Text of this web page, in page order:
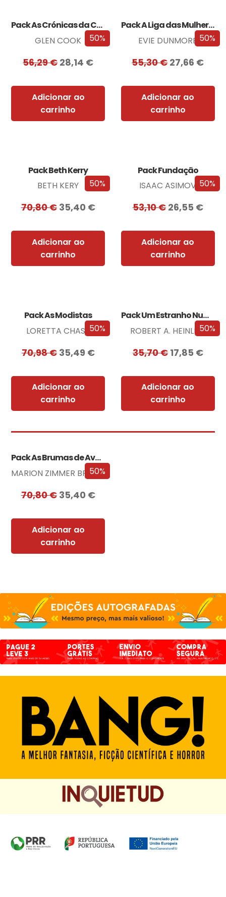
50%
Pack As Crónicas da Companhia Negra
GLEN COOK
56,29€28,14 €
Adicionar ao
carrinho
50%
Pack A Liga das Mulheres Extraordinárias
EVIE DUNMORE
55,30€27,66 €
Adicionar ao
carrinho
50%
Pack Beth Kerry
BETH KERY
70,80€ 35,40 €
Adicionar ao
carrinho
50%
Pack Fundação
ISAAC ASIMOV
53,10€ 26,55 €
Adicionar ao
carrinho
50%
Pack As Modistas
LORETTA CHASE
70,98€ 35,49 €
Adicionar ao
carrinho
50%
Pack Um Estranho Numa Terra Estranha
ROBERT A. HEINLEIN
35,70€ 17,85 €
Adicionar ao
carrinho
50%
Pack As Brumas de Avalon
MARION ZIMMER BRADLEY
70,80€ 35,40 €
Adicionar ao
carrinho